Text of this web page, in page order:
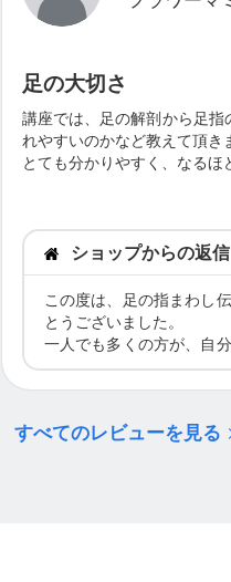
＊受講後も、SNSの利
の
情報が欲しい方
受講料¥55,000(税込）
＊初回受講・10％オフ
https://home.tsuku2.jp/
220230325043520
足の大切さ
講座では、足の解剖から足
れやすいのかなど教えて頂き
とても分かりやすく、なる
私自身、これからフットケ
たことを取り入れながら、
ます。
ショップからの返信
この度は、足の指まわし
とうございました。
一人でも多くの方が、自
り、ケアをしていただけ
また、足の指まわし伝道
座も開催いたしますので
すべてのレビューを見る